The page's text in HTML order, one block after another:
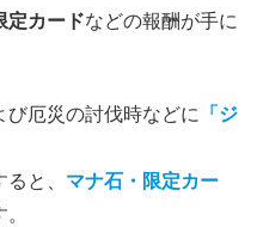
定カードなどの報酬が手に
び厄災の討伐時などに 「ジ
と、 マナ石・限定カー